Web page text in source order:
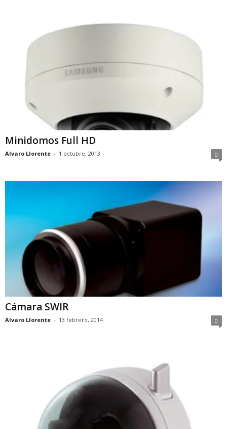
Minidomos Full HD
Alvaro Llorente - 1 octubre, 2013 0
Cámara SWIR
Alvaro Llorente - 13 febrero, 2014 0